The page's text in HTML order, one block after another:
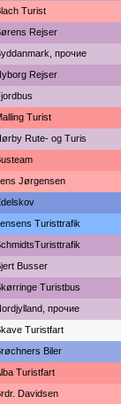
Turist
Rejser
прочие
Rejser
Turist
Rute- og Turis
Jørgensen
Turisttrafik
Busser
Turistbus
прочие
Turistfart
Biler
Turistfart
Davidsen